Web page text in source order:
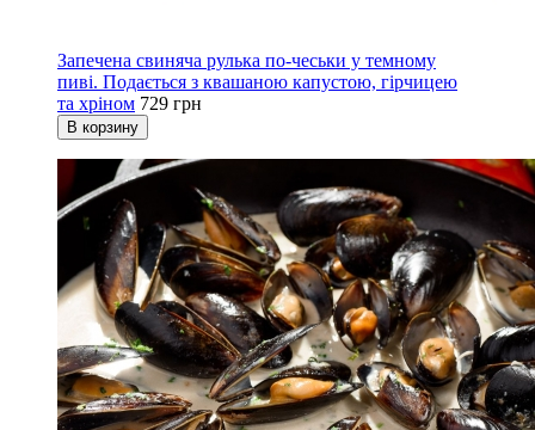
Запечена свиняча рулька по-чеськи у темному
пиві. Подається з квашаною капустою, гірчицею
та хріном 729 грн
В корзину